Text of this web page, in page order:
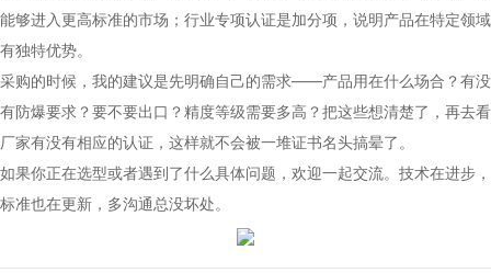
能够进入更高标准的市场；行业专项认证是加分项，说明产品在特定领域
有独特优势。
采购的时候，我的建议是先明确自己的需求——产品用在什么场合？有没
有防爆要求？要不要出口？精度等级需要多高？把这些想清楚了，再去看
厂家有没有相应的认证，这样就不会被一堆证书名头搞晕了。
如果你正在选型或者遇到了什么具体问题，欢迎一起交流。技术在进步，
标准也在更新，多沟通总没坏处。